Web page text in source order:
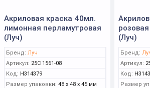
Акриловая краска 40мл.
лимонная перламутровая
(Луч)
Бренд: Луч
Артикул: 25С 1561-08
Код: Н314379
Размер упаковки: 48 x 48 x 45 мм
(Луч)
Бренд:
Артикул:
Код:
Размер